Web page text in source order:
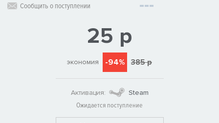
Сообщить о поступлении
25 р
экономия -94% 385 р
Активация:
Steam
Ожидается поступление